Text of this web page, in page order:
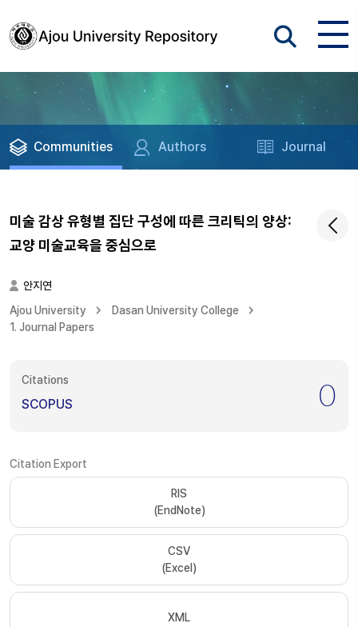
Communities Authors Journal
미술 감상 유형별 집단 구성에 따른 크리틱의 양상:
교양 미술교육을 중심으로
안지연
Ajou University
Dasan University College
1. Journal Papers
Citations
SCOPUS 0
Citation Export
RIS
(EndNote)
CSV
(Excel)
XML